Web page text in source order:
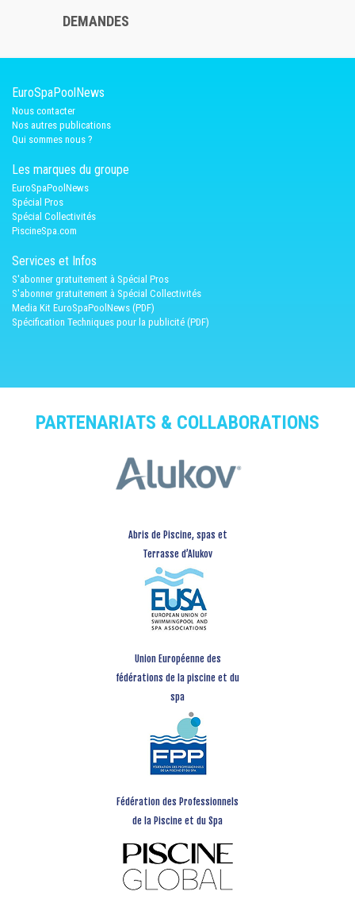
DEMANDES
EuroSpaPoolNews
Nous contacter
Nos autres publications
Qui sommes nous ?
Les marques du groupe
EuroSpaPoolNews
Spécial Pros
Spécial Collectivités
PiscineSpa.com
Services et Infos
S'abonner gratuitement à Spécial Pros
S'abonner gratuitement à Spécial Collectivités
Media Kit EuroSpaPoolNews (PDF)
Spécification Techniques pour la publicité (PDF)
PARTENARIATS & COLLABORATIONS
Abris de Piscine, spas et
Terrasse d’Alukov
Union Européenne des
fédérations de la piscine et du
spa
Fédération des Professionnels
de la Piscine et du Spa